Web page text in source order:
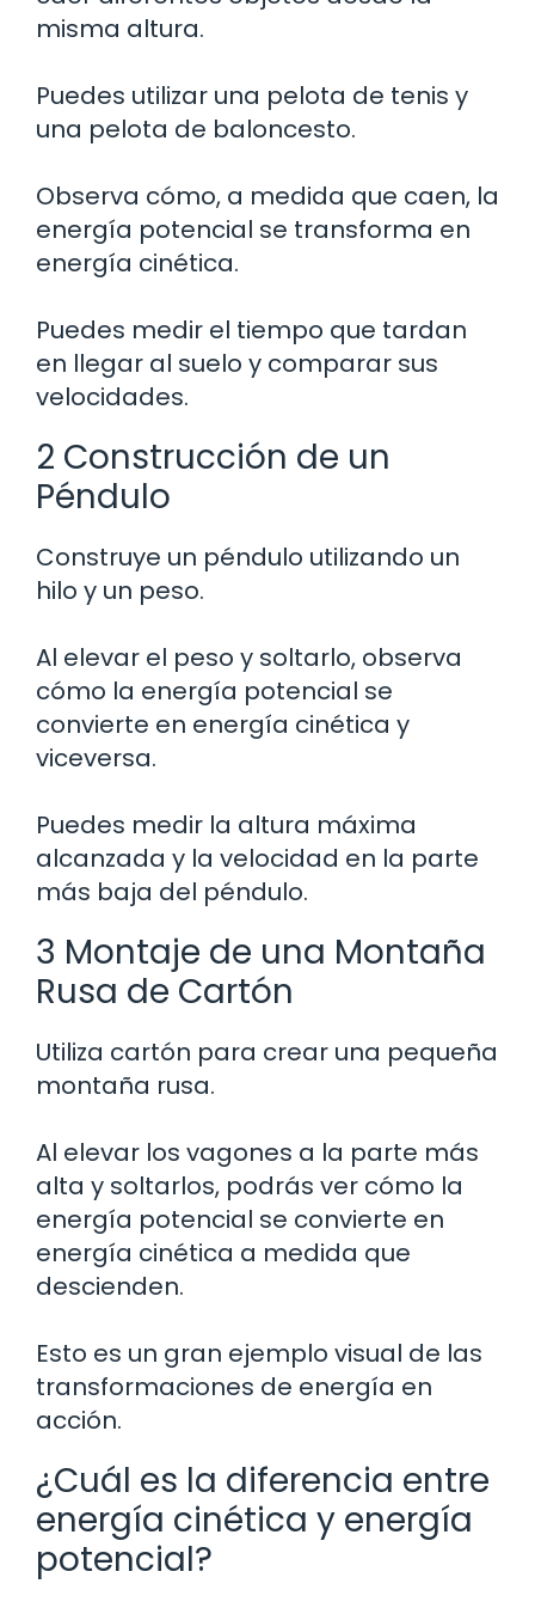
misma altura.
Puedes utilizar una pelota de tenis y
una pelota de baloncesto.
Observa cómo, a medida que caen, la
energía potencial se transforma en
energía cinética.
Puedes medir el tiempo que tardan
en llegar al suelo y comparar sus
velocidades.
2 Construcción de un
Péndulo
Construye un péndulo utilizando un
hilo y un peso.
Al elevar el peso y soltarlo, observa
cómo la energía potencial se
convierte en energía cinética y
viceversa.
Puedes medir la altura máxima
alcanzada y la velocidad en la parte
más baja del péndulo.
3 Montaje de una Montaña
Rusa de Cartón
Utiliza cartón para crear una pequeña
montaña rusa.
Al elevar los vagones a la parte más
alta y soltarlos, podrás ver cómo la
energía potencial se convierte en
energía cinética a medida que
descienden.
Esto es un gran ejemplo visual de las
transformaciones de energía en
acción.
¿Cuál es la diferencia entre
energía cinética y energía
potencial?